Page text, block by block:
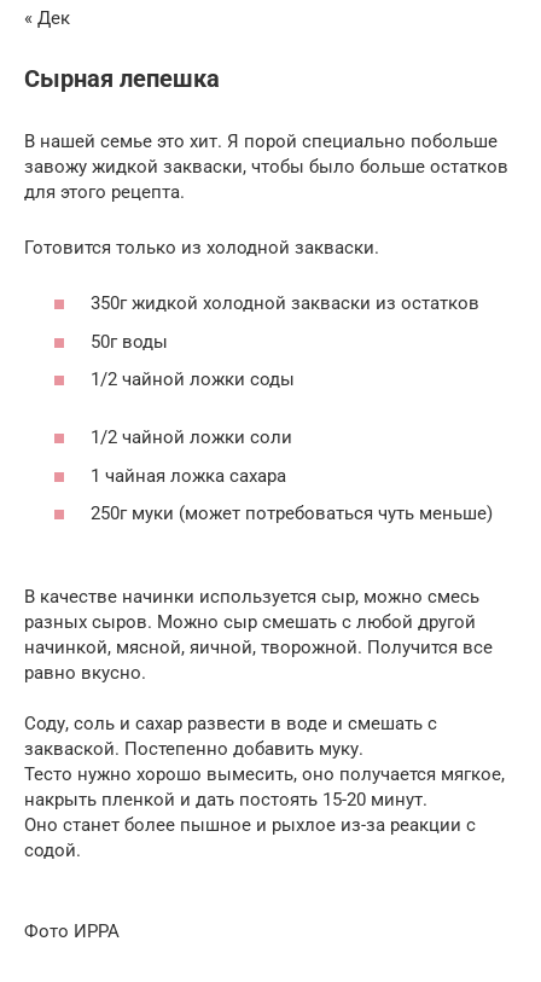
« Дек
Сырная лепешка
В нашей семье это хит. Я порой специально побольше
завожу жидкой закваски, чтобы было больше остатков
для этого рецепта.
Готовится только из холодной закваски.
350г жидкой холодной закваски из остатков
50г воды
1/2 чайной ложки соды
1/2 чайной ложки соли
1 чайная ложка сахара
250г муки (может потребоваться чуть меньше)
В качестве начинки используется сыр, можно смесь
разных сыров. Можно сыр смешать с любой другой
начинкой, мясной, яичной, творожной. Получится все
равно вкусно.
Соду, соль и сахар развести в воде и смешать с
закваской. Постепенно добавить муку.
Тесто нужно хорошо вымесить, оно получается мягкое,
накрыть пленкой и дать постоять 15-20 минут.
Оно станет более пышное и рыхлое из-за реакции с
содой.
Фото ИРРА